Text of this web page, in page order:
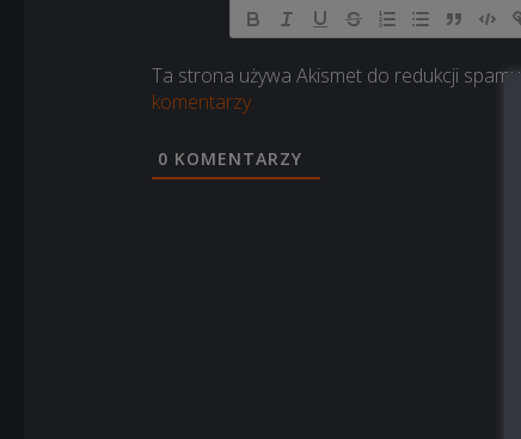
Ta strona używa Akismet do redukcji spamu.
komentarzy.
0 KOMENTARZY